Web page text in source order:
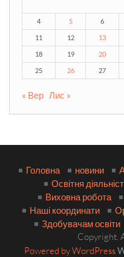
4 5 6
11 12 13
18 19 20
25 26 27
« Вер Лис »
Головна новини
Освітня
Виховна робота
Наші координати
Здобувачам освіти
Copyright.
Powered by WordPress